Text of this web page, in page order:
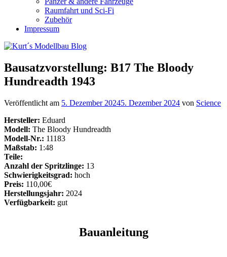
Raumfahrt und Sci-Fi
Zubehör
Impressum
Bausatzvorstellung: B17 The Bloody
Hundreadth 1943
Veröffentlicht am 5. Dezember 20245. Dezember 2024 von Science
Hersteller: Eduard
Modell: The Bloody Hundreadth
Modell-Nr.: 11183
Maßstab: 1:48
Teile:
Anzahl der Spritzlinge: 13
Schwierigkeitsgrad: hoch
Preis: 110,00€
Herstellungsjahr: 2024
Verfügbarkeit: gut
Bauanleitung